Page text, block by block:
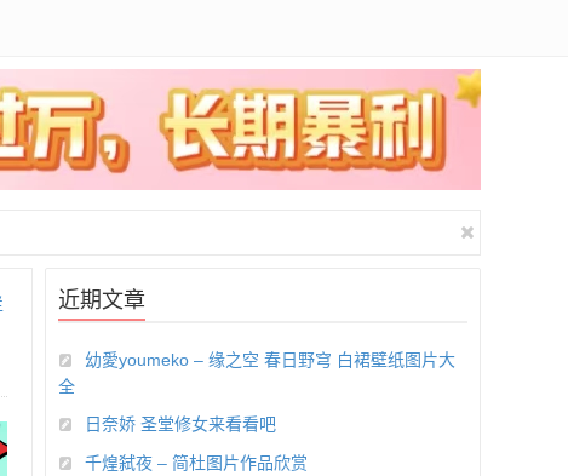
近期文章
幼愛youmeko – 缘之空 春日野穹 白裙壁纸图片大
全
日奈娇 圣堂修女来看看吧
千煌弑夜 – 简杜图片作品欣赏